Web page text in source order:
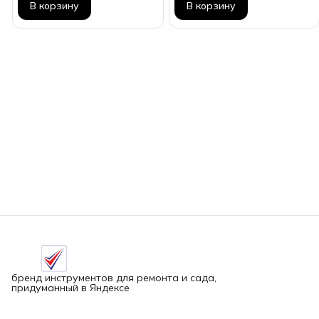
В корзину В корзину
бренд инструментов для ремонта и сада,
придуманный в Яндексе